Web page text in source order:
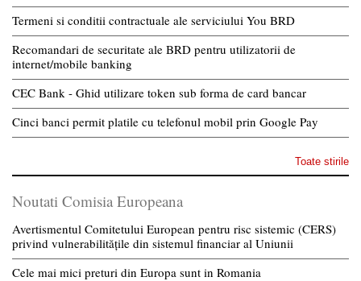
Termeni si conditii contractuale ale serviciului You BRD
Recomandari de securitate ale BRD pentru utilizatorii de
internet/mobile banking
CEC Bank - Ghid utilizare token sub forma de card bancar
Cinci banci permit platile cu telefonul mobil prin Google Pay
Toate stirile
Noutati Comisia Europeana
Avertismentul Comitetului European pentru risc sistemic (CERS)
privind vulnerabilitățile din sistemul financiar al Uniunii
Cele mai mici preturi din Europa sunt in Romania